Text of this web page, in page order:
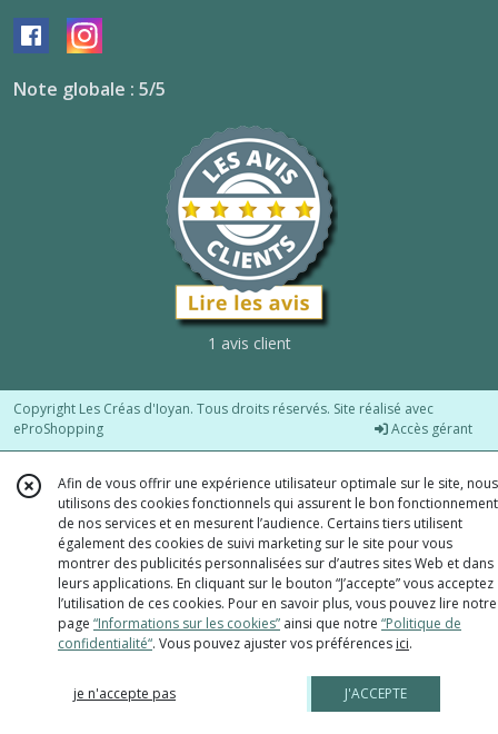
Note globale : 5/5
1 avis client
Copyright Les Créas d'Ioyan. Tous droits réservés. Site réalisé avec
eProShopping
Accès gérant
Afin de vous offrir une expérience utilisateur optimale sur le site, nous
utilisons des cookies fonctionnels qui assurent le bon fonctionnement
de nos services et en mesurent l’audience. Certains tiers utilisent
également des cookies de suivi marketing sur le site pour vous
montrer des publicités personnalisées sur d’autres sites Web et dans
leurs applications. En cliquant sur le bouton “J’accepte” vous acceptez
l’utilisation de ces cookies. Pour en savoir plus, vous pouvez lire notre
page “Informations sur les cookies” ainsi que notre “Politique de
confidentialité“. Vous pouvez ajuster vos préférences ici.
je n'accepte pas J'ACCEPTE